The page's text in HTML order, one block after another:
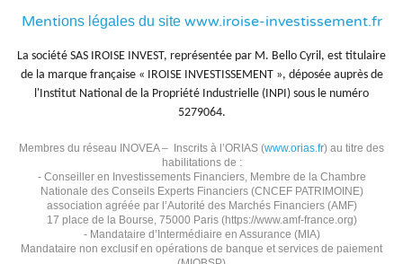
Mentions légales du site www.iroise-investissement.fr
La société SAS IROISE INVEST, représentée par M. Bello Cyril, est titulaire
de la marque française « IROISE INVESTISSEMENT », déposée auprès de
l'Institut National de la Propriété Industrielle (INPI) sous le numéro
5279064.
Membres du réseau INOVEA – Inscrits à l’ORIAS (www.orias.fr) au titre des
habilitations de :
- Conseiller en Investissements Financiers, Membre de la Chambre
Nationale des Conseils Experts Financiers (CNCEF PATRIMOINE)
association agréée par l’Autorité des Marchés Financiers (AMF)
17 place de la Bourse, 75000 Paris (https://www.amf-france.org)
- Mandataire d’Intermédiaire en Assurance (MIA)
Mandataire non exclusif en opérations de banque et services de paiement